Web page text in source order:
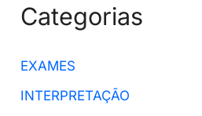
Categorias
EXAMES
INTERPRETAÇÃO